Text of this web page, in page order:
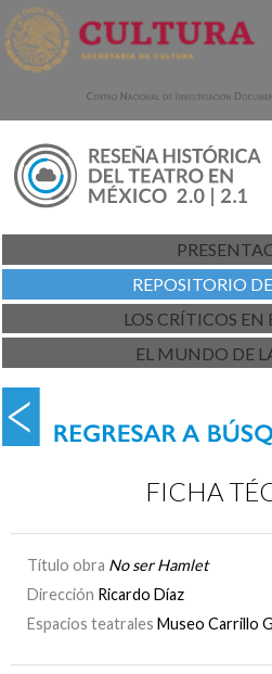
REPOSITORIO
LOS CRÍTICOS EN
EL MUNDO DE
FICHA
Título obra No ser Hamlet
Dirección Ricardo Díaz
Espacios teatrales Museo Carrillo